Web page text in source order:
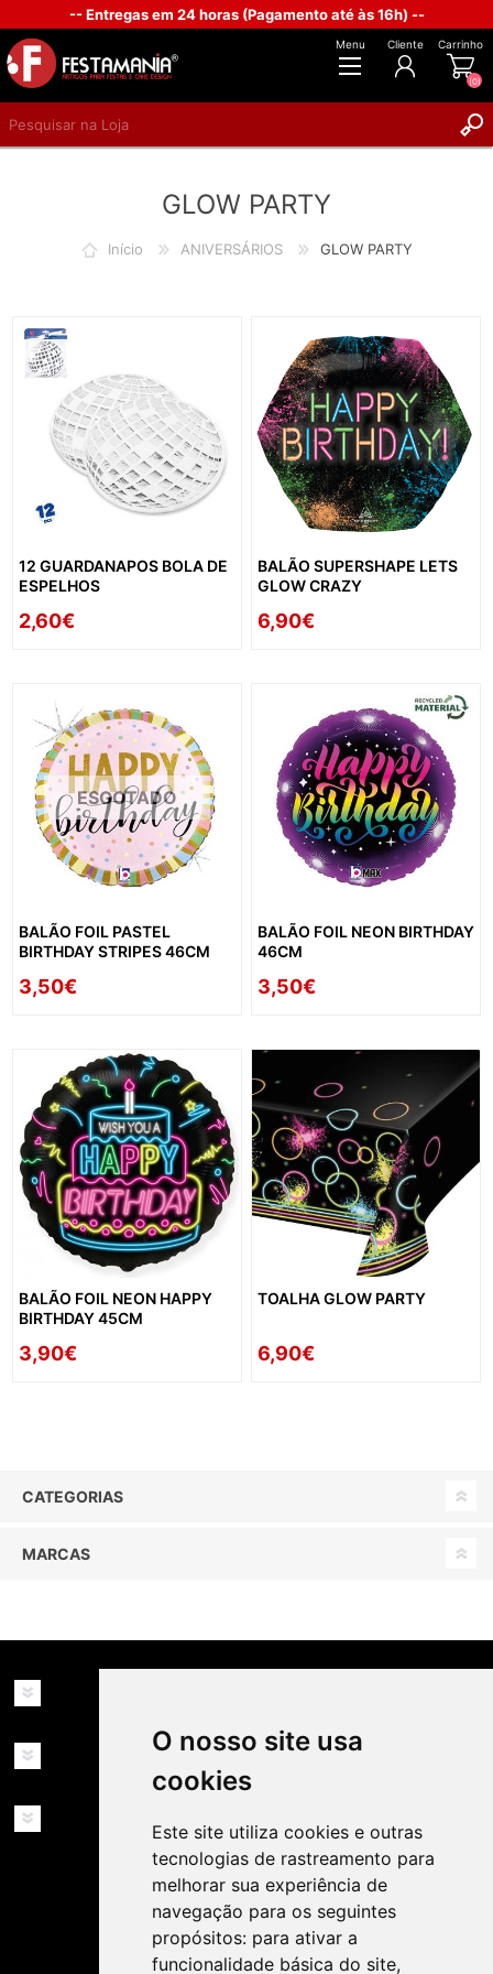
O nosso site usa
cookies
Este site utiliza cookies e outras
tecnologias de rastreamento para
melhorar sua experiência de
navegação para os seguintes
propósitos: para ativar a
funcionalidade básica do site,
-- Entregas em 24 horas (Pagamento até às 16h) --
Menu Cliente Carrinho
(0)
GLOW PARTY
Início ANIVERSÁRIOS GLOW PARTY
12 GUARDANAPOS BOLA DE
ESPELHOS
2,60€
BALÃO SUPERSHAPE LETS
GLOW CRAZY
6,90€
ESGOTADO
BALÃO FOIL PASTEL
BIRTHDAY STRIPES 46CM
3,50€
BALÃO FOIL NEON BIRTHDAY
46CM
3,50€
BALÃO FOIL NEON HAPPY
BIRTHDAY 45CM
3,90€
TOALHA GLOW PARTY
6,90€
CATEGORIAS
MARCAS
MINHA CONTA